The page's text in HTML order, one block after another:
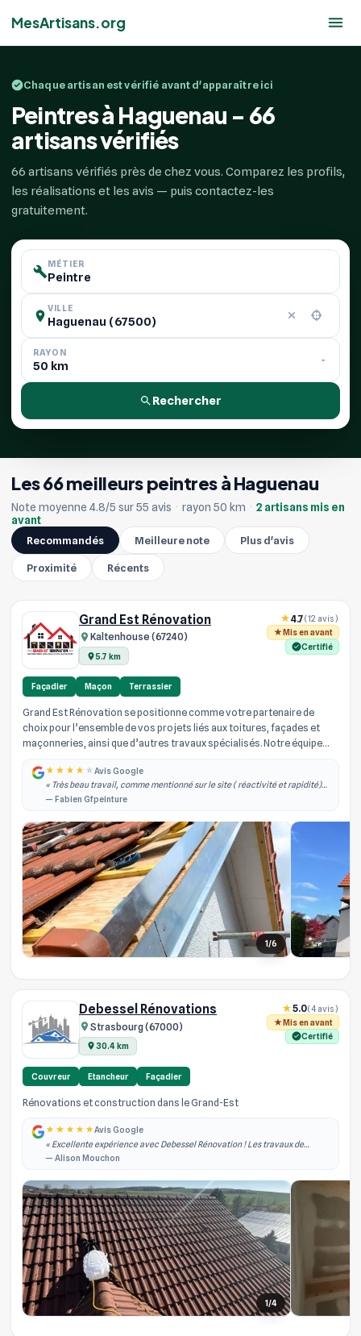
MesArtisans.org
Chaque artisan est vérifié avant d'apparaître ici
Peintres à Haguenau - 66
artisans vérifiés
66 artisans vérifiés près de chez vous. Comparez les profils,
les réalisations et les avis — puis contactez-les
gratuitement.
MÉTIER
VILLE
RAYON
Rechercher
Les 66 meilleurs peintres à Haguenau
Note moyenne 4.8/5 sur 55 avis · rayon 50 km · 2 artisans mis en
avant
Recommandés
Meilleure note Plus d'avis
Proximité Récents
Grand Est Rénovation
Kaltenhouse (67240)
5.7 km
4.7(12 avis)
Mis en avant
Certifié
Façadier Maçon Terrassier
Grand Est Rénovation se positionne comme votre partenaire de
choix pour l’ensemble de vos projets liés aux toitures, façades et
maçonneries, ainsi que d’autres travaux spécialisés. Notre équipe
Avis Google
« Très beau travail, comme mentionné sur le site ( réactivité et rapidité)
effectivement je les ai contacté dans la semaine qui à suivi j'ai obtenu un
— Fabien Gfpeinture
1/6
Debessel Rénovations
Strasbourg (67000)
30.4 km
5.0(4 avis)
Mis en avant
Certifié
Couvreur Etancheur Façadier
Rénovations et construction dans le Grand-Est
Avis Google
« Excellente expérience avec Debessel Rénovation ! Les travaux de
rénovation intérieure ont été réalisés rapidement, dans les délais
— Alison Mouchon
1/4